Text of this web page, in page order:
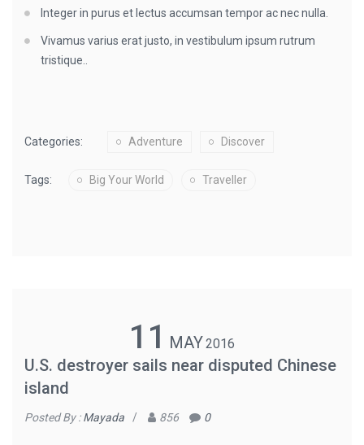
Integer in purus et lectus accumsan tempor ac nec nulla.
Vivamus varius erat justo, in vestibulum ipsum rutrum
tristique..
Categories: Adventure Discover
Tags: Big Your World Traveller
11 MAY2016
U.S. destroyer sails near disputed Chinese
island
Posted By :Mayada / 856 0